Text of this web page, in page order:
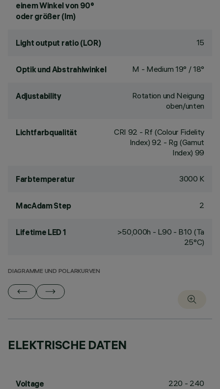
einem Winkel von 90°
oder größer (lm)
Light output ratio (LOR) 15
Optik und Abstrahlwinkel M - Medium 19° / 18°
Adjustability
Rotation und Neigung
oben/unten
Lichtfarbqualität CRI 92 - Rf (Colour Fidelity
Index) 92 - Rg (Gamut
Index) 99
Farbtemperatur 3000 K
MacAdam Step 2
Lifetime LED 1
>50,000h - L90 - B10 (Ta
25°C)
DIAGRAMME UND POLARKURVEN
ELEKTRISCHE DATEN
Voltage 220 - 240